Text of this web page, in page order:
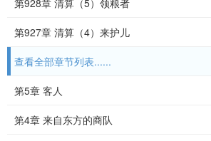
第928章 清算（5）领粮者
第927章 清算（4）来护儿
查看全部章节列表......
第5章 客人
第4章 来自东方的商队